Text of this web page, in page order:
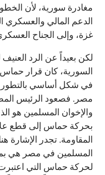
مغادرة سورية، لأن
الدعم المالي والعسكري
غزة، وإلى الجناح
لكن بعيداً عن الرد
السورية، كان قرار
في شكل أساسي
مصر. فصعود الرئيس
والإخوان المسلمين هو
بحركة حماس إلى قطع
المقاومة. تجدر الإشارة
المسلمين في مصر هي
لحركة حماس التي